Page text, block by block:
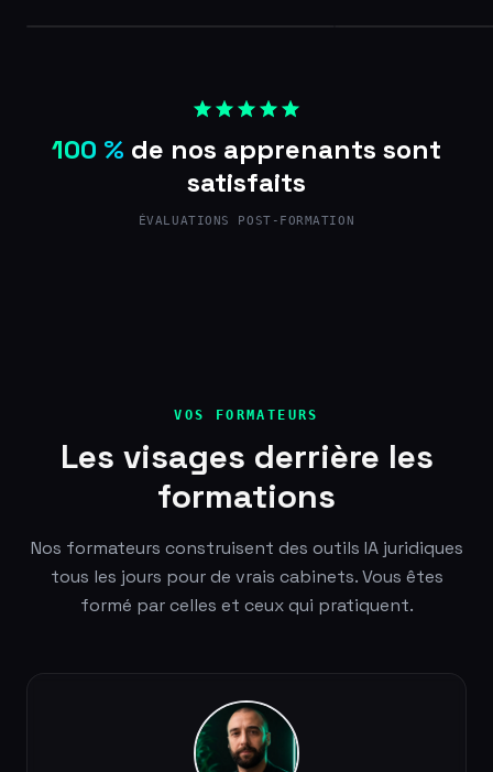
100 % de nos apprenants sont
satisfaits
ÉVALUATIONS POST-FORMATION
VOS FORMATEURS
Les visages derrière les
formations
Nos formateurs construisent des outils IA juridiques
tous les jours pour de vrais cabinets. Vous êtes
formé par celles et ceux qui pratiquent.